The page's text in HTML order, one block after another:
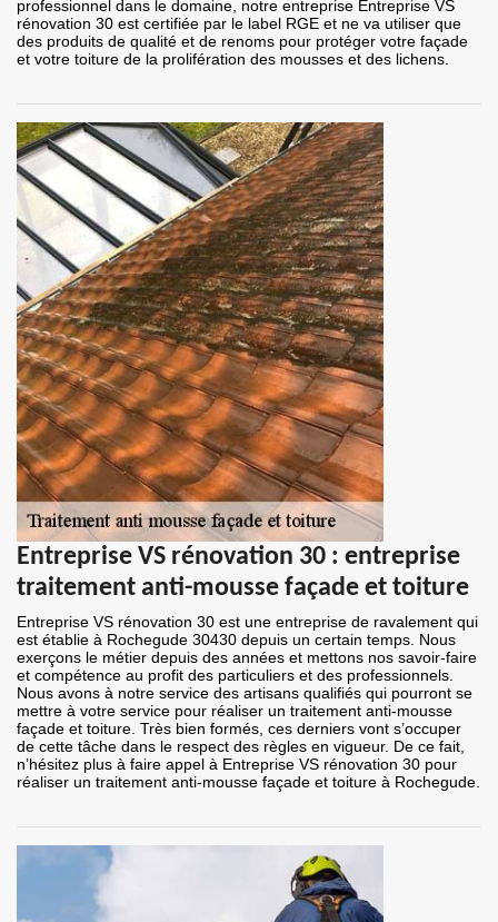
professionnel dans le domaine, notre entreprise Entreprise VS
rénovation 30 est certifiée par le label RGE et ne va utiliser que
des produits de qualité et de renoms pour protéger votre façade
et votre toiture de la prolifération des mousses et des lichens.
Entreprise VS rénovation 30 : entreprise
traitement anti-mousse façade et toiture
Entreprise VS rénovation 30 est une entreprise de ravalement qui
est établie à Rochegude 30430 depuis un certain temps. Nous
exerçons le métier depuis des années et mettons nos savoir-faire
et compétence au profit des particuliers et des professionnels.
Nous avons à notre service des artisans qualifiés qui pourront se
mettre à votre service pour réaliser un traitement anti-mousse
façade et toiture. Très bien formés, ces derniers vont s’occuper
de cette tâche dans le respect des règles en vigueur. De ce fait,
n’hésitez plus à faire appel à Entreprise VS rénovation 30 pour
réaliser un traitement anti-mousse façade et toiture à Rochegude.